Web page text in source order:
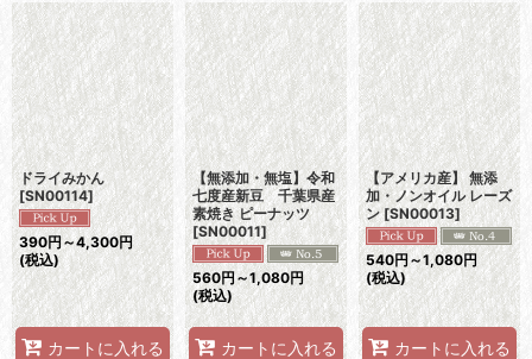
ドライみかん
[SN00114]
390円～4,300円
(税込)
カートに入れる
【無添加・無塩】令和
七度産新豆 千葉県産
素焼き ピーナッツ
[SN00011]
560円～1,080円
(税込)
カートに入れる
【アメリカ産】 無添
加・ノンオイル レーズ
ン [SN00013]
540円～1,080円
(税込)
カートに入れる